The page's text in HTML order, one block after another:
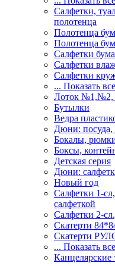
Салфетки,
полотенца
Полотенца
Полотенца
Салфетки
Салфетки
Салфетки
... Показать все
Лоток
Бутылки
Ведра
Дюни: посуда,
Бокалы,
Боксы,
Детская серия
Дюни:
Новый год
Салфетки 1-
салфеткой
Салфетки 2-
Скатерти
Скатерти
... Показать все
Канцелярские